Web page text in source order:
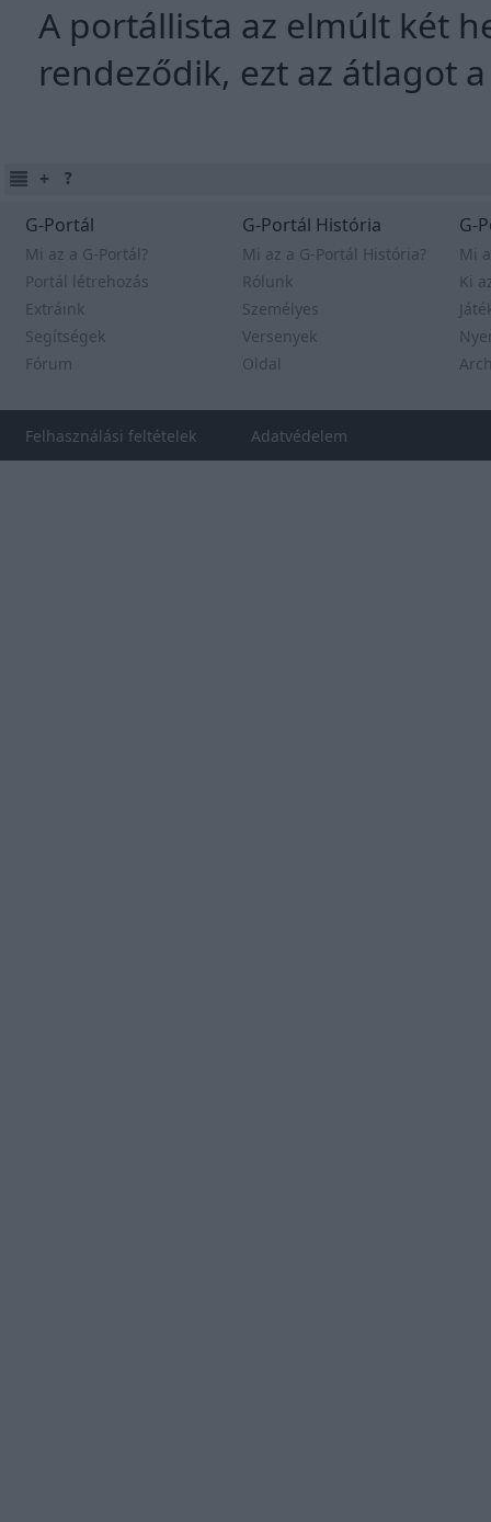
A portállista az elmúlt két
rendeződik, ezt az átlagot
G-Portál
Mi az a G-Portál?
Portál létrehozás
Extráink
Segítségek
Fórum
G-Portál História
Mi az a G-Portál História?
Rólunk
Személyes
Versenyek
Oldal
G-
Mi
Ki
Felhasználási feltételek Adatvédelem